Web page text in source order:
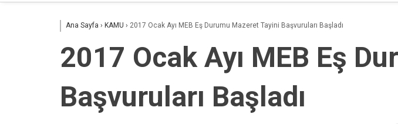
Ana Sayfa › KAMU › 2017 Ocak Ayı MEB Eş Durumu Mazeret Tayini Başvuruları Başladı
2017 Ocak Ayı MEB Eş
Başvuruları Başladı